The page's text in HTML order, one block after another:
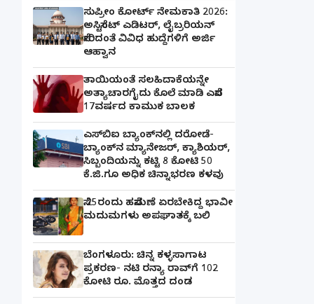
ಸುಪ್ರೀಂ ಕೋರ್ಟ್ ನೇಮಕಾತಿ 2026:
ಅಸಿಸ್ಟೆಂಟ್ ಎಡಿಟರ್, ಲೈಬ್ರರಿಯನ್
ಸೇರಿದಂತೆ ವಿವಿಧ ಹುದ್ದೆಗಳಿಗೆ ಅರ್ಜಿ
ಆಹ್ವಾನ
ತಾಯಿಯಂತೆ ಸಲಹಿದಾಕೆಯನ್ನೇ
ಅತ್ಯಾಚಾರಗೈದು ಕೊಲೆ ಮಾಡಿ ಎಸೆದ
17ವರ್ಷದ ಕಾಮುಕ ಬಾಲಕ
ಎಸ್‌ಬಿಐ ಬ್ಯಾಂಕ್‌ನಲ್ಲಿ‌ ದರೋಡೆ-
ಬ್ಯಾಂಕ್​ನ ಮ್ಯಾನೇಜರ್‌, ಕ್ಯಾಶಿಯರ್‌,
ಸಿಬ್ಬಂದಿಯನ್ನು ಕಟ್ಟಿ 8 ಕೋಟಿ 50
ಕೆ.ಜಿ.ಗೂ ಅಧಿಕ ಚಿನ್ನಾಭರಣ ಕಳವು
ಸೆ.25ರಂದು ಹಸೆಮಣೆ ಏರಬೇಕಿದ್ದ ಭಾವೀ
ಮದುಮಗಳು ಅಪಘಾತಕ್ಕೆ ಬಲಿ
ಬೆಂಗಳೂರು: ಚಿನ್ನ ಕಳ್ಳಸಾಗಾಟ
ಪ್ರಕರಣ- ನಟಿ ರನ್ಯಾ ರಾವ್‌ಗೆ 102
ಕೋಟಿ ರೂ. ಮೊತ್ತದ ದಂಡ